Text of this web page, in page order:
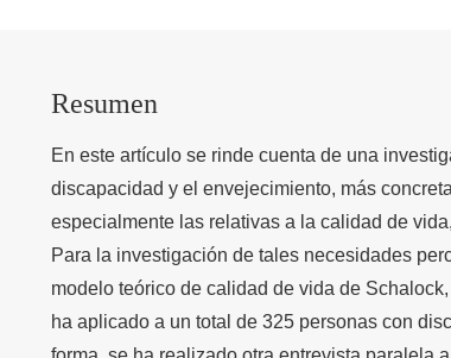
Resumen
En este artículo se rinde cuenta de una
discapacidad y el envejecimiento, más
especialmente las relativas a la calidad de
Para la investigación de tales necesidades
modelo teórico de calidad de vida de
ha aplicado a un total de 325 personas con